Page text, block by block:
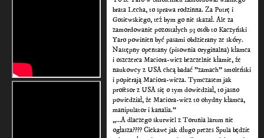
brata Lecha, to sprawa rodzinna. Za Putrę i
Gosiewskiego, też bym go nie skazał. Ale za
zamordowanie pozostałych 93 osób to Kaczyński
Yaro powinien być pasami obdzierany ze skóry.
Następny opentany (pisownia oryginalna) kłamca
i oszczerca Maciora-wicz bezczelnie kłamie, że
naukowcy z USA chcą badać "zamach" smoleński
i popierają Maciora-wicza. Tymczasem jak
profesor z USA się o tym dowiedział, to jasno
powiedział, że Maciora-wicz to ohydny kłamca,
manipulator i kanalia.”
„…A dlaczego skurwiel z Torunia larum nie
ogłasza???? Ciekawe jak długo prezes Spula będzie